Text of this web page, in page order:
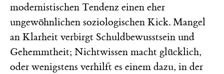
modernistischen Tendenz einen eher
ungewöhnlichen soziologischen Kick. Mangel
an Klarheit verbirgt Schuldbewusstsein und
Gehemmtheit; Nichtwissen macht glücklich,
oder wenigstens verhilft es einem dazu, in der